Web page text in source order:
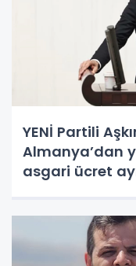
YENİ Partili
Almanya’dan
asgari ücret